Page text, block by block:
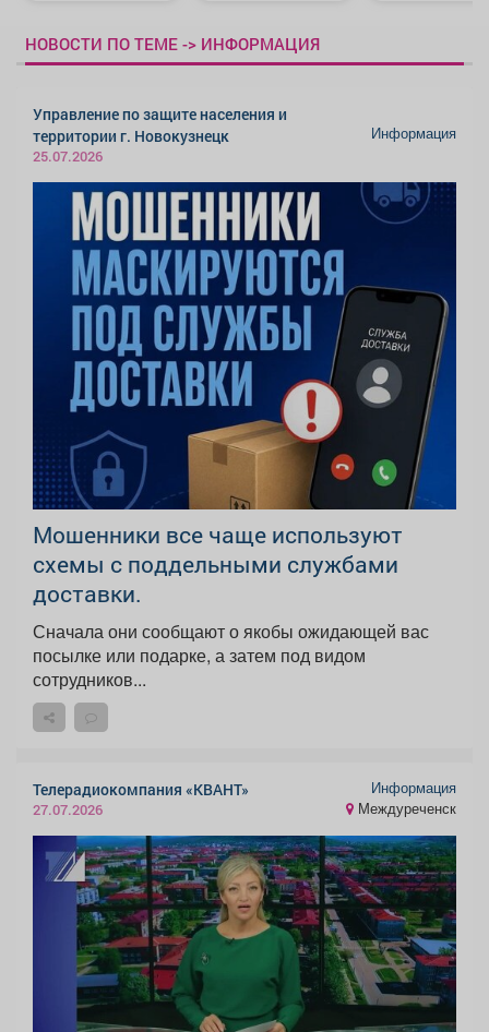
НОВОСТИ ПО ТЕМЕ -> ИНФОРМАЦИЯ
Управление по защите населения и
территории г. Новокузнецк
25.07.2026
Информация
Мошенники все чаще используют
схемы с поддельными службами
доставки.
Сначала они сообщают о якобы ожидающей вас
посылке или подарке, а затем под видом
сотрудников...
Телерадиокомпания «КВАНТ»
27.07.2026
Информация
Междуреченск